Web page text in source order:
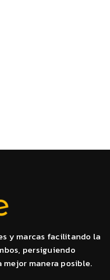
y marcas facilitando la
persiguiendo
manera posible.